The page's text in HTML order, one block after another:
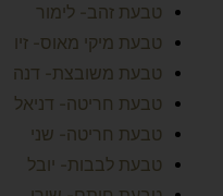
טבעת זהב- לימור
טבעת מיקי מאוס- זיו
טבעת משובצת- דנה
טבעת חריטה- דניאל
טבעת חריטה- שני
טבעת לבבות- יובל